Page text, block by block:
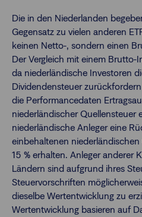
Die in den Niederlanden
Gegensatz zu vielen anderen
keinen Netto-, sondern einen
Der Vergleich mit einem Brutto-
da niederländische Investoren
Dividendensteuer
die Performancedaten
niederländischer Quellensteuer
niederländische Anleger eine
einbehaltenen
15 % erhalten. Anleger anderer
Ländern sind aufgrund ihres
Steuervorschriften
dieselbe Wertentwicklung zu
Wertentwicklung basieren auf